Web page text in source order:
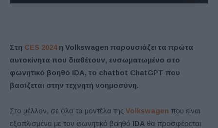
Στη CES 2024η Volkswagen παρουσιάζει τα πρώτα
αυτοκίνητα που διαθέτουν, ενσωματωμένο στο
φωνητικό βοηθό IDA, το chatbot ChatGPT που
βασίζεται στην τεχνητή νοημοσύνη.
Στο μέλλον, σε όλα τα μοντέλα της Volkswagen που είναι
εξοπλισμένα με τον φωνητικό βοηθό IDA θα προσφέρεται